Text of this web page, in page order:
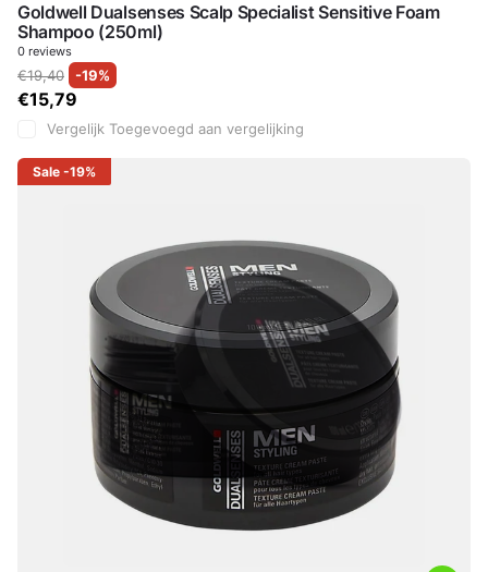
Goldwell Dualsenses Scalp Specialist Sensitive Foam
Shampoo (250ml)
0 reviews
€19,40 -19%
€15,79
Vergelijk Toegevoegd aan vergelijking
Sale -19%